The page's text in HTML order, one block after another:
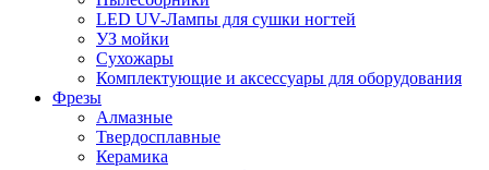
LED UV-Лампы для сушки ногтей
УЗ мойки
Сухожары
Комплектующие и аксессуары для оборудования
Фрезы
Алмазные
Твердосплавные
Керамика